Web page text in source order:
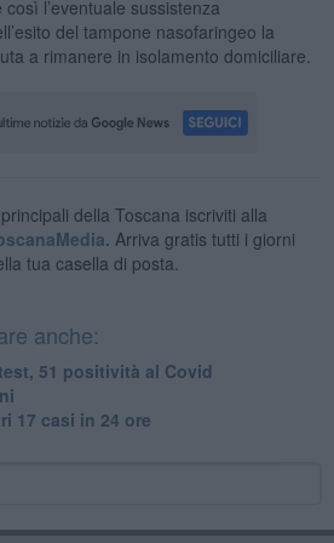
l’eventuale sussistenza
del tampone nasofaringeo la
a rimanere in isolamento domiciliare.
della Toscana iscriviti alla
Arriva gratis tutti i giorni
tua casella di posta.
anche:
51 positività al Covid
17 casi in 24 ore